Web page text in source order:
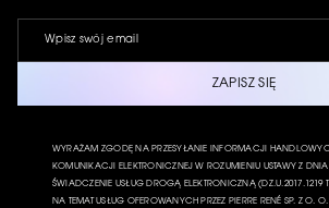
ZAPISZ SIĘ
WYRAŻAM ZGODĘ NA PRZESYŁANIE INFORMACJI
KOMUNIKACJI ELEKTRONICZNEJ W ROZUMIENIU USTAWY Z
ŚWIADCZENIE USŁUG DROGĄ ELEKTRONICZNĄ
NA TEMAT USŁUG OFEROWANYCH PRZEZ PIERRE RENÉ SP. Z O.